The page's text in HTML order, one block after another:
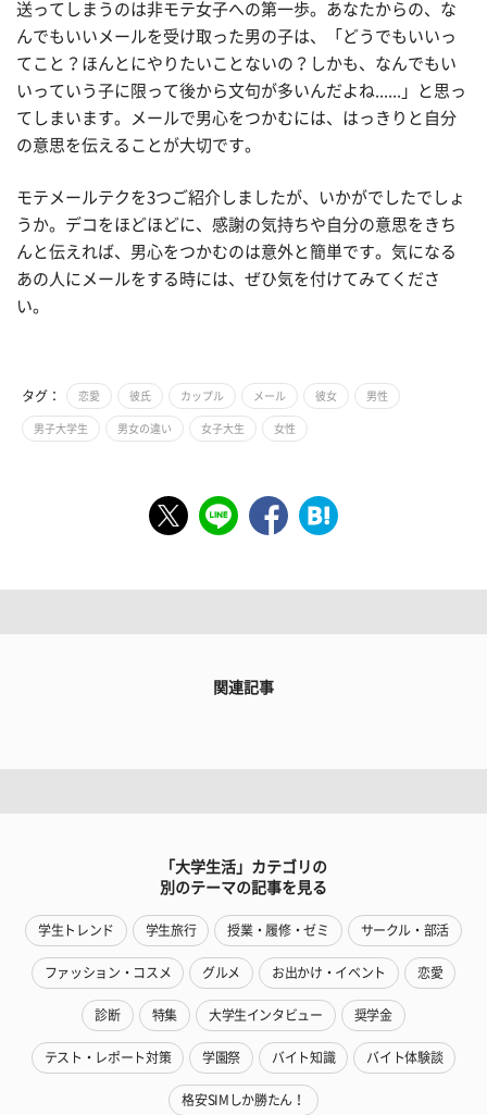
送ってしまうのは非モテ女子への第一歩。あなたからの、な
んでもいいメールを受け取った男の子は、「どうでもいいっ
てこと？ほんとにやりたいことないの？しかも、なんでもい
いっていう子に限って後から文句が多いんだよね......」と思っ
てしまいます。メールで男心をつかむには、はっきりと自分
の意思を伝えることが大切です。
モテメールテクを3つご紹介しましたが、いかがでしたでしょ
うか。デコをほどほどに、感謝の気持ちや自分の意思をきち
んと伝えれば、男心をつかむのは意外と簡単です。気になる
あの人にメールをする時には、ぜひ気を付けてみてくださ
い。
タグ： 恋愛 彼氏 カップル メール 彼女 男性
男子大学生 男女の違い 女子大生 女性
関連記事
「大学生活」カテゴリの
別のテーマの記事を見る
学生トレンド 学生旅行 授業・履修・ゼミ サークル・部活
ファッション・コスメ グルメ お出かけ・イベント 恋愛
診断 特集 大学生インタビュー 奨学金
テスト・レポート対策 学園祭 バイト知識 バイト体験談
格安SIMしか勝たん！